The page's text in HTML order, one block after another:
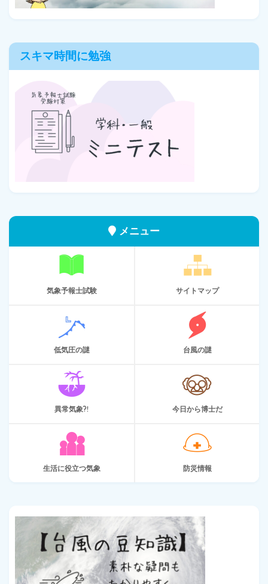
スキマ時間に勉強
メニュー
気象予報士試験 サイトマップ
低気圧の謎 台風の謎
異常気象?! 今日から博士だ
生活に役立つ気象 防災情報